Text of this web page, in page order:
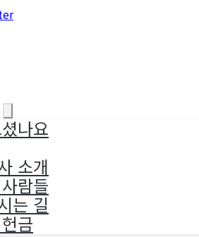
나요
소개
람들
는 길
금